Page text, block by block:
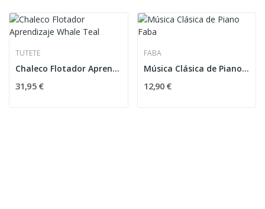
TUTETE
Chaleco Flotador Aprendizaje Whale Teal
31,95 €
FABA
Música Clásica de Piano Faba
12,90 €